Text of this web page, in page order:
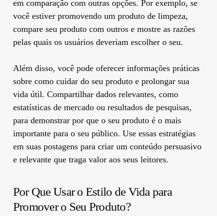
em comparação com outras opções. Por exemplo, se
você estiver promovendo um produto de limpeza,
compare seu produto com outros e mostre as razões
pelas quais os usuários deveriam escolher o seu.
Além disso, você pode oferecer informações práticas
sobre como cuidar do seu produto e prolongar sua
vida útil. Compartilhar dados relevantes, como
estatísticas de mercado ou resultados de pesquisas,
para demonstrar por que o seu produto é o mais
importante para o seu público. Use essas estratégias
em suas postagens para criar um conteúdo persuasivo
e relevante que traga valor aos seus leitores.
Por Que Usar o Estilo de Vida para
Promover o Seu Produto?